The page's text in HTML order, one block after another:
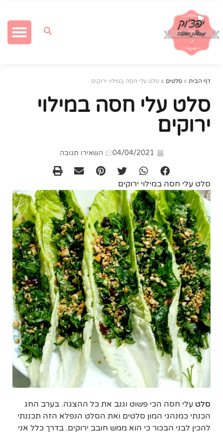
דף הבית » סלטים » סלט עלי חסה במילוי ירוקים
סלט עלי חסה במילוי
ירוקים
04/04/2021 השאירו תגובה
סלט עלי חסה במילוי ירוקים
סלט עלי חסה הכי פשוט וגנב את כל ההצגה. בערב החג
הכנתי כמנהגי המון סלטים ואת הסלט הנפלא הזה תכננתי
להכין לבני הבכור כי הוא ממש חובב ירוקים. בדרך כלל אני